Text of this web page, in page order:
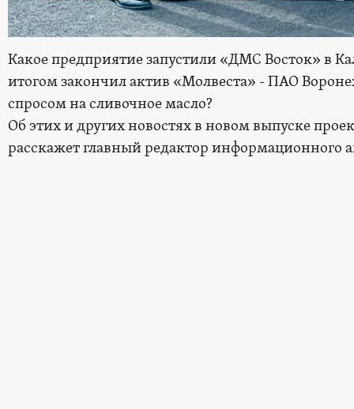
Какое предприятие запустили «ДМС Восток» в
итогом закончил актив «Молвеста» - ПАО
спросом на сливочное масло?
Об этих и других новостях в новом выпуске
расскажет главный редактор информационного